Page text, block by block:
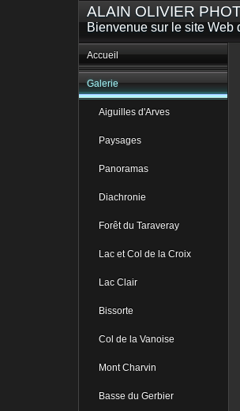
ALAIN OLIVIER
Bienvenue sur le site Web
Accueil
Galerie
Aiguilles d'Arves
Paysages
Panoramas
Diachronie
Forêt du Taraveray
Lac et Col de la Croix
Lac Clair
Bissorte
Col de la Vanoise
Mont Charvin
Basse du Gerbier